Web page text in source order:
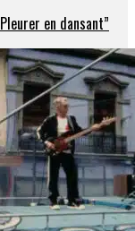
en dansant”